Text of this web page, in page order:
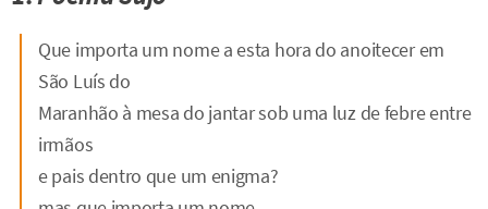
Que importa um nome a esta hora do anoitecer em
São Luís do
Maranhão à mesa do jantar sob uma luz de febre entre
irmãos
e pais dentro que um enigma?